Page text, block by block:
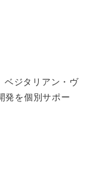
ベジタリアン・ヴ
発を個別サポー